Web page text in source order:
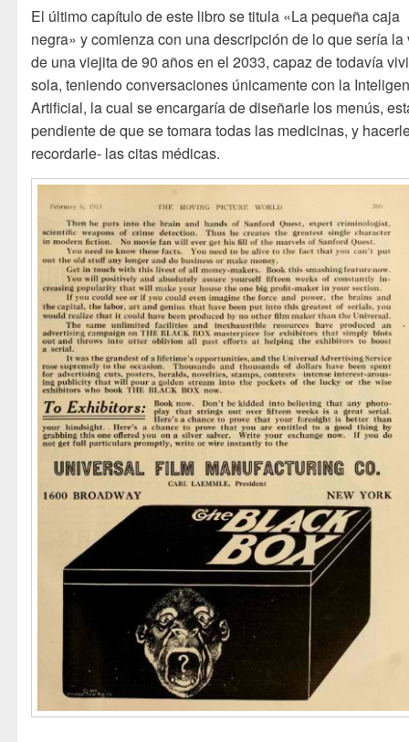
El último capítulo de este libro se titula «La pequeña caja
negra» y comienza con una descripción de lo que sería la
de una viejita de 90 años en el 2033, capaz de todavía
sola, teniendo conversaciones únicamente con la
Artificial, la cual se encargaría de diseñarle los menús,
pendiente de que se tomara todas las medicinas, y
recordarle- las citas médicas.